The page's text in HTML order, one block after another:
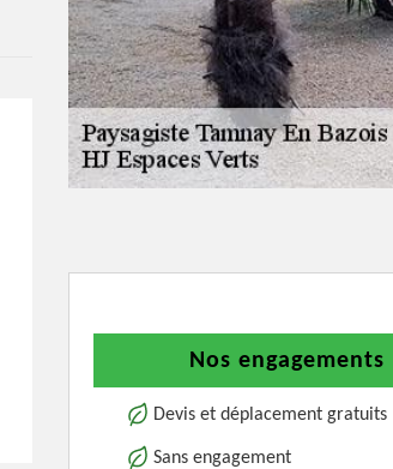
Nos engagements
Devis et déplacement gratuits
Sans engagement